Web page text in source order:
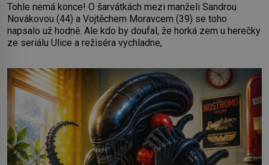
Tohle nemá konce! O šarvátkách mezi manželi Sandrou
Novákovou (44) a Vojtěchem Moravcem (39) se toho
napsalo už hodně. Ale kdo by doufal, že horká zem u herečky
ze seriálu Ulice a režiséra vychladne,